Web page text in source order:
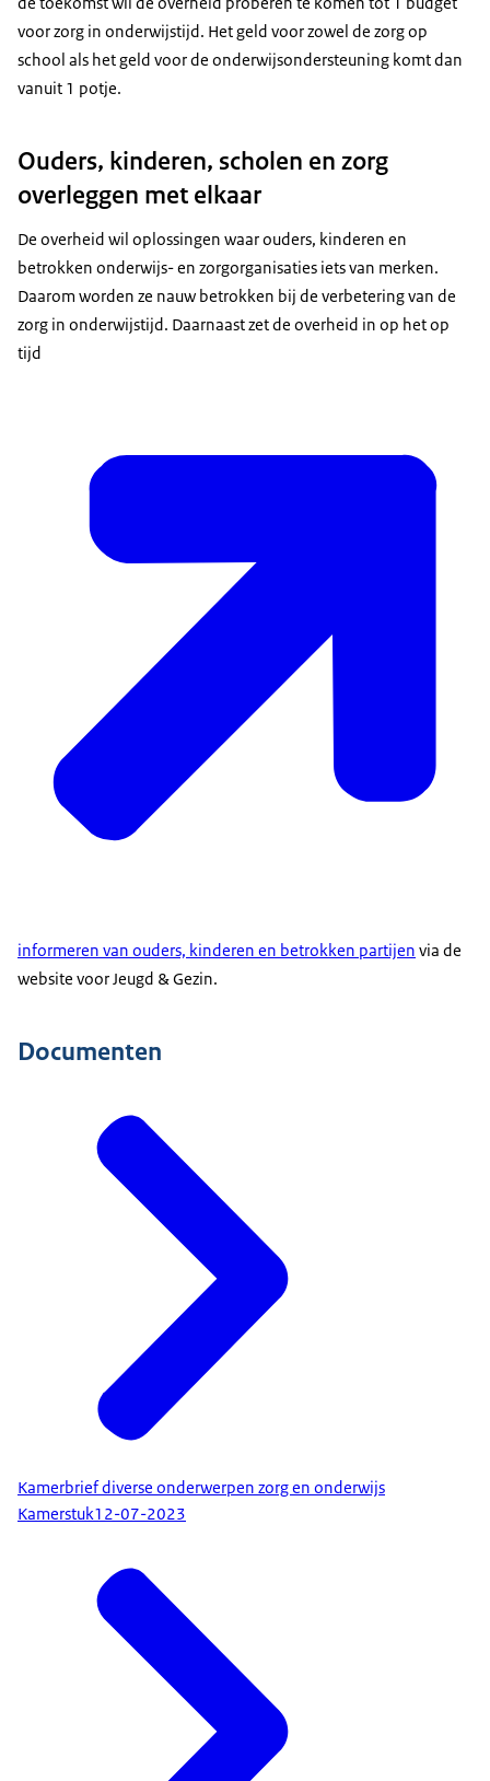
voor zorg in onderwijstijd. Het geld voor zowel de zorg op
school als het geld voor de onderwijsondersteuning komt dan
vanuit 1 potje.
Ouders, kinderen, scholen en zorg
overleggen met elkaar
De overheid wil oplossingen waar ouders, kinderen en
betrokken onderwijs- en zorgorganisaties iets van merken.
Daarom worden ze nauw betrokken bij de verbetering van de
zorg in onderwijstijd. Daarnaast zet de overheid in op het op
tijd
informeren van ouders, kinderen en betrokken partijen via de
website voor Jeugd & Gezin.
Documenten
Kamerbrief diverse onderwerpen zorg en onderwijs
Kamerstuk12-07-2023